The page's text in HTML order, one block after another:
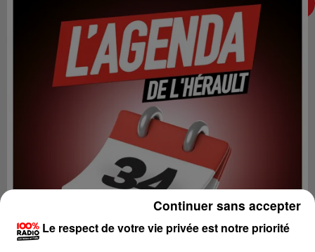
Le respect de votre vie privée est notre priorité
Continuer sans accepter